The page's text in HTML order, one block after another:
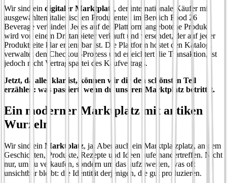
Wir sind ein digitaler Marktplatz, der internationale Käufer mit
ausgewählten italienischen Produzenten im Bereich Food 26
Beverage verbindet. Jedes auf der Plattform angebotene Produkt
wird von einem Drittanbieter verkauft und versendet, der auf jeder
Produktseite klar erkennbar ist. Die Plattform hostet den Katalog,
verwaltet den Checkout-Prozess und erleichtert die Transaktion, ist
jedoch nicht Vertragspartei des Kaufvertrags.
Jetzt, da alles klar ist, können wir dir den schönsten Teil
erzählen: was passiert, wenn du unseren Marktplatz betrittst.
Ein moderner Marktplatz mit antiken
Wurzeln
Wir sind ein Marktplatz, ja. Aber auch ein Marktplatzplatz, an dem
Geschichten, Produkte, Rezepte und Ideen aufeinandertreffen. Nicht
nur, um zu verkaufen, sondern um das aufzuwerten, was oft
unsichtbar bleibt: die Identität derjenigen, die gut produzieren.